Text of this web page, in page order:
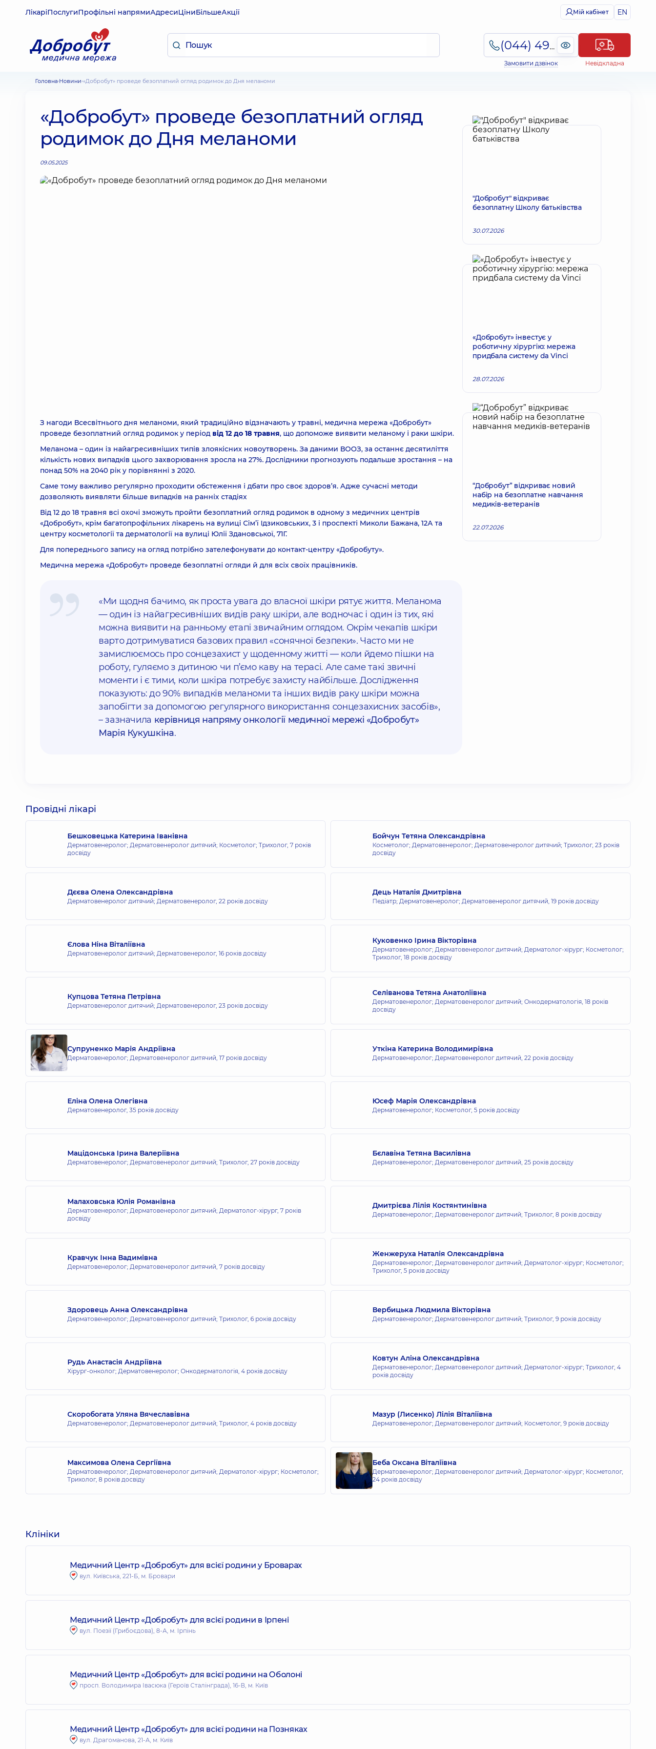
ЛікаріПослугиПрофільні напрямиАдресиЦіниБільшеАкції Мій кабінет EN
(044) 495-2-888
Замовити дзвінок Невідкладна
Головна Новини «Добробут» проведе безоплатний огляд родимок до Дня меланоми
«Добробут» проведе безоплатний огляд
родимок до Дня меланоми
09.05.2025
З нагоди Всесвітнього дня меланоми, який традиційно відзначають у травні, медична мережа «Добробут»
проведе безоплатний огляд родимок у період від 12 до 18 травня, що допоможе виявити меланому і раки шкіри.
Меланома – один із найагресивніших типів злоякісних новоутворень. За даними ВООЗ, за останнє десятиліття
кількість нових випадків цього захворювання зросла на 27%. Дослідники прогнозують подальше зростання – на
понад 50% на 2040 рік у порівнянні з 2020.
Саме тому важливо регулярно проходити обстеження і дбати про своє здоровʼя. Адже сучасні методи
дозволяють виявляти більше випадків на ранніх стадіях
Від 12 до 18 травня всі охочі зможуть пройти безоплатний огляд родимок в одному з медичних центрів
«Добробут», крім багатопрофільних лікарень на вулиці Сім’ї Ідзиковських, 3 і проспекті Миколи Бажана, 12А та
центру косметології та дерматології на вулиці Юлії Здановської, 71Г.
Для попереднього запису на огляд потрібно зателефонувати до контакт-центру «Добробуту».
Медична мережа «Добробут» проведе безоплатні огляди й для всіх своїх працівників.
«Ми щодня бачимо, як проста увага до власної шкіри рятує життя. Меланома
— один із найагресивніших видів раку шкіри, але водночас і один із тих, які
можна виявити на ранньому етапі звичайним оглядом. Окрім чекапів шкіри
варто дотримуватися базових правил «сонячної безпеки». Часто ми не
замислюємось про сонцезахист у щоденному житті — коли йдемо пішки на
роботу, гуляємо з дитиною чи п’ємо каву на терасі. Але саме такі звичні
моменти і є тими, коли шкіра потребує захисту найбільше. Дослідження
показують: до 90% випадків меланоми та інших видів раку шкіри можна
запобігти за допомогою регулярного використання сонцезахисних засобів»,
– зазначила керівниця напряму онкології медичної мережі «Добробут»
Марія Кукушкіна.
"Добробут" відкриває
безоплатну Школу батьківства
30.07.2026
«Добробут» інвестує у
роботичну хірургію: мережа
придбала систему da Vinci
28.07.2026
“Добробут” відкриває новий
набір на безоплатне навчання
медиків-ветеранів
22.07.2026
Провідні лікарі
Бешковецька Катерина Іванівна
Дерматовенеролог; Дерматовенеролог дитячий; Косметолог; Трихолог, 7 років
досвіду
Бойчун Тетяна Олександрівна
Косметолог; Дерматовенеролог; Дерматовенеролог дитячий; Трихолог, 23 років
досвіду
Дєєва Олена Олександрівна
Дерматовенеролог дитячий; Дерматовенеролог, 22 років досвіду
Дець Наталія Дмитрівна
Педіатр; Дерматовенеролог; Дерматовенеролог дитячий, 19 років досвіду
Єлова Ніна Віталіївна
Дерматовенеролог дитячий; Дерматовенеролог, 16 років досвіду
Куковенко Ірина Вікторівна
Дерматовенеролог; Дерматовенеролог дитячий; Дерматолог-хірург; Косметолог;
Трихолог, 18 років досвіду
Купцова Тетяна Петрівна
Дерматовенеролог дитячий; Дерматовенеролог, 23 років досвіду
Селіванова Тетяна Анатоліївна
Дерматовенеролог; Дерматовенеролог дитячий; Онкодерматологія, 18 років
досвіду
Супруненко Марія Андріївна
Дерматовенеролог; Дерматовенеролог дитячий, 17 років досвіду
Уткіна Катерина Володимирівна
Дерматовенеролог; Дерматовенеролог дитячий, 22 років досвіду
Еліна Олена Олегівна
Дерматовенеролог, 35 років досвіду
Юсеф Марія Олександрівна
Дерматовенеролог; Косметолог, 5 років досвіду
Мацідонська Ірина Валеріївна
Дерматовенеролог; Дерматовенеролог дитячий; Трихолог, 27 років досвіду
Бєлавіна Тетяна Василівна
Дерматовенеролог; Дерматовенеролог дитячий, 25 років досвіду
Малаховська Юлія Романівна
Дерматовенеролог; Дерматовенеролог дитячий; Дерматолог-хірург, 7 років
досвіду
Дмитрієва Лілія Костянтинівна
Дерматовенеролог; Дерматовенеролог дитячий; Трихолог, 8 років досвіду
Кравчук Інна Вадимівна
Дерматовенеролог; Дерматовенеролог дитячий, 7 років досвіду
Женжеруха Наталія Олександрівна
Дерматовенеролог; Дерматовенеролог дитячий; Дерматолог-хірург; Косметолог;
Трихолог, 5 років досвіду
Здоровець Анна Олександрівна
Дерматовенеролог; Дерматовенеролог дитячий; Трихолог, 6 років досвіду
Вербицька Людмила Вікторівна
Дерматовенеролог; Дерматовенеролог дитячий; Трихолог, 9 років досвіду
Рудь Анастасія Андріївна
Хірург-онколог; Дерматовенеролог; Онкодерматологія, 4 років досвіду
Ковтун Аліна Олександрівна
Дерматовенеролог; Дерматовенеролог дитячий; Дерматолог-хірург; Трихолог, 4
років досвіду
Скоробогата Уляна Вячеславівна
Дерматовенеролог; Дерматовенеролог дитячий; Трихолог, 4 років досвіду
Мазур (Лисенко) Лілія Віталіївна
Дерматовенеролог; Дерматовенеролог дитячий; Косметолог, 9 років досвіду
Максимова Олена Сергіївна
Дерматовенеролог; Дерматовенеролог дитячий; Дерматолог-хірург; Косметолог;
Трихолог, 8 років досвіду
Беба Оксана Віталіївна
Дерматовенеролог; Дерматовенеролог дитячий; Дерматолог-хірург; Косметолог,
24 років досвіду
Клініки
Медичний Центр «Добробут» для всієї родини у Броварах
вул. Київська, 221-Б, м. Бровари
Медичний Центр «Добробут» для всієї родини в Ірпені
вул. Поезії (Грибоєдова), 8-А, м. Ірпінь
Медичний Центр «Добробут» для всієї родини на Оболоні
просп. Володимира Івасюка (Героїв Сталінграда), 16-В, м. Київ
Медичний Центр «Добробут» для всієї родини на Позняках
вул. Драгоманова, 21-А, м. Київ